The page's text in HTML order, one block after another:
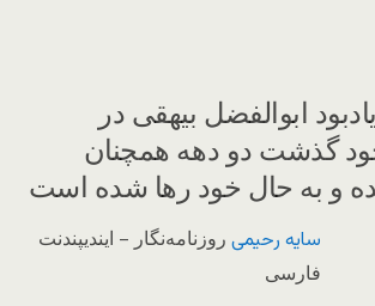
ابوالفضل بیهقی در
گذشت دو دهه همچنان
و به حال خود رها شده است
سایه رحیمی روزنامه‌نگار – ایندیپندنت
فارسی